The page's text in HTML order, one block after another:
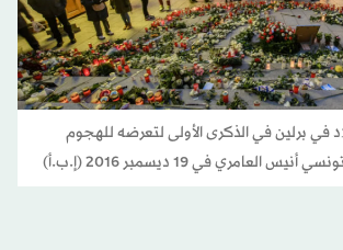
في برلين في الذكرى الأولى لتعرضه للهجوم
العامري في 19 ديسمبر 2016 (إ.ب.أ)